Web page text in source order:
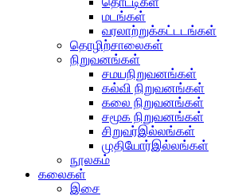
மடங்கள்
வரலாற்றுக்கட்டடங்கள்
தொழிற்சாலைகள்
நிறுவனங்கள்
சமயநிறுவனங்கள்
கல்வி நிறுவனங்கள்
கலை நிறுவனங்கள்
சமூக நிறுவனங்கள்
சிறுவர்இல்லங்கள்
முதியோர்இல்லங்கள்
நூலகம்
கலைகள்
இசை